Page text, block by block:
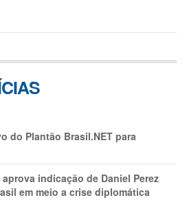
do Plantão Brasil.NET para
indicação de Daniel Perez
em meio a crise diplomática